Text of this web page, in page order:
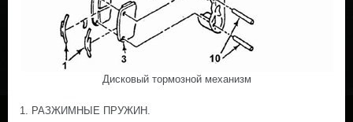
Дисковый тормозной механизм
1. РАЗЖИМНЫЕ ПРУЖИН.